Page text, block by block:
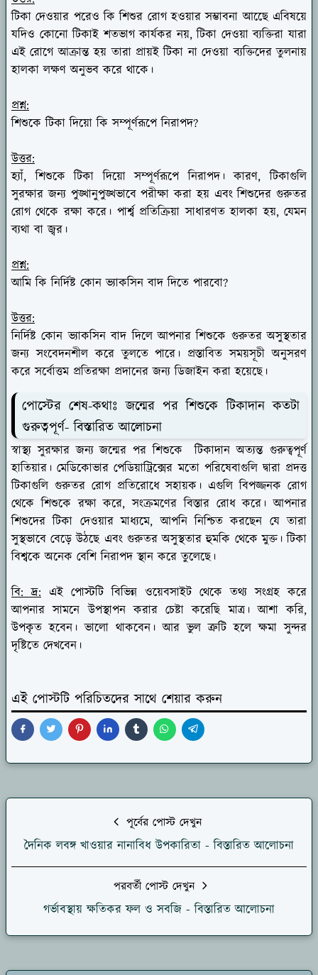
টিকা দেওয়ার পরেও কি শিশুর রোগ হওয়ার সম্ভাবনা আছেে এবিষয়ে
যদিও কোনো টিকাই শতভাগ কার্যকর নয়, টিকা দেওয়া ব্যক্তিরা যারা
এই রোগে আক্রান্ত হয় তারা প্রায়ই টিকা না দেওয়া ব্যক্তিদের তুলনায়
হালকা লক্ষণ অনুভব করে থাকে।
প্রশ্ন:
শিশুকে টিকা দিয়ো কি সম্পূর্ণরূপে নিরাপদ?
উত্তর:
হ্যাঁ, শিশুকে টিকা দিয়ো সম্পূর্ণরূপে নিরাপদ। কারণ, টিকাগুলি
সুরক্ষার জন্য পুঙ্খানুপুঙ্খভাবে পরীক্ষা করা হয় এবং শিশুদের গুরুতর
রোগ থেকে রক্ষা করে। পার্শ্ব প্রতিক্রিয়া সাধারণত হালকা হয়, যেমন
ব্যথা বা জ্বর।
প্রশ্ন:
আমি কি নির্দিষ্ট কোন ভ্যাকসিন বাদ দিতে পারবো?
উত্তর:
নির্দিষ্ট কোন ভ্যাকসিন বাদ দিলে আপনার শিশুকে গুরুতর অসুস্থতার
জন্য সংবেদনশীল করে তুলতে পারে। প্রস্তাবিত সময়সূচী অনুসরণ
করে সর্বোত্তম প্রতিরক্ষা প্রদানের জন্য ডিজাইন করা হয়েছে।
পোস্টের শেষ-কথাঃ জন্মের পর শিশুকে টিকাদান কতটা
গুরুত্বপূর্ণ- বিস্তারিত আলোচনা
স্বাস্থ্য সুরক্ষার জন্য জন্মের পর শিশুকে টিকাদান অত্যন্ত গুরুত্বপূর্ণ
হাতিয়ার। মেডিকোভার পেডিয়াট্রিক্সের মতো পরিষেবাগুলি দ্বারা প্রদত্ত
টিকাগুলি গুরুতর রোগ প্রতিরোধে সহায়ক। এগুলি বিপজ্জনক রোগ
থেকে শিশুকে রক্ষা করে, সংক্রমণের বিস্তার রোধ করে। আপনার
শিশুদের টিকা দেওয়ার মাধ্যমে, আপনি নিশ্চিত করছেন যে তারা
সুস্থভাবে বেড়ে উঠছে এবং গুরুতর অসুস্থতার হুমকি থেকে মুক্ত। টিকা
বিশ্বকে অনেক বেশি নিরাপদ স্থান করে তুলেছে।
বি: দ্র: এই পোস্টটি বিভিন্ন ওয়েবসাইট থেকে তথ্য সংগ্রহ করে
আপনার সামনে উপস্থাপন করার চেষ্টা করেছি মাত্র। আশা করি,
উপকৃত হবেন। ভালো থাকবেন। আর ভুল ত্রুটি হলে ক্ষমা সুন্দর
দৃষ্টিতে দেখবেন।
এই পোস্টটি পরিচিতদের সাথে শেয়ার করুন
পূর্বের পোস্ট দেখুন
দৈনিক লবঙ্গ খাওয়ার নানাবিধ উপকারিতা - বিস্তারিত আলোচনা
পরবর্তী পোস্ট দেখুন
গর্ভাবস্থায় ক্ষতিকর ফল ও সবজি - বিস্তারিত আলোচনা